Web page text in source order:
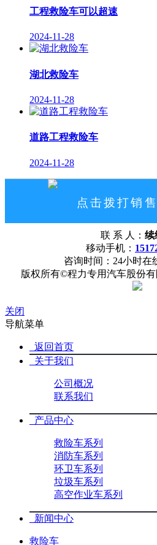
工程救险车可以超速
2024-11-28
湖北救险车
2024-11-28
道路工程救险车
2024-11-28
点击拨打销
公司概况
联 系 人： 续
移动手机：
咨询时间：24小时在
版权所有©程力专用汽车股份
关闭
导航菜单
返回首页
关于我们
公司概况
联系我们
产品中心
救险车系列
消防车系列
环卫车系列
垃圾车系列
高空作业车系列
新闻中心
救险车